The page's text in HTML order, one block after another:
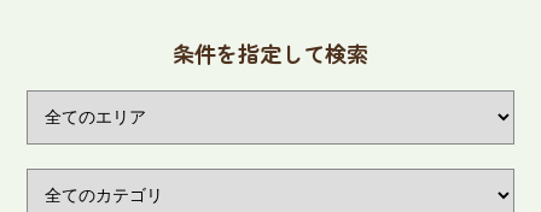
条件を指定して検索